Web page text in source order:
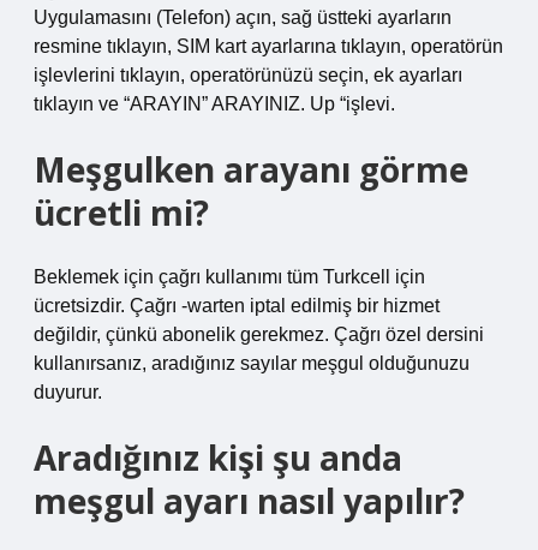
Uygulamasını (Telefon) açın, sağ üstteki ayarların
resmine tıklayın, SIM kart ayarlarına tıklayın, operatörün
işlevlerini tıklayın, operatörünüzü seçin, ek ayarları
tıklayın ve “ARAYIN” ARAYINIZ. Up “işlevi.
Meşgulken arayanı görme
ücretli mi?
Beklemek için çağrı kullanımı tüm Turkcell için
ücretsizdir. Çağrı -warten iptal edilmiş bir hizmet
değildir, çünkü abonelik gerekmez. Çağrı özel dersini
kullanırsanız, aradığınız sayılar meşgul olduğunuzu
duyurur.
Aradığınız kişi şu anda
meşgul ayarı nasıl yapılır?